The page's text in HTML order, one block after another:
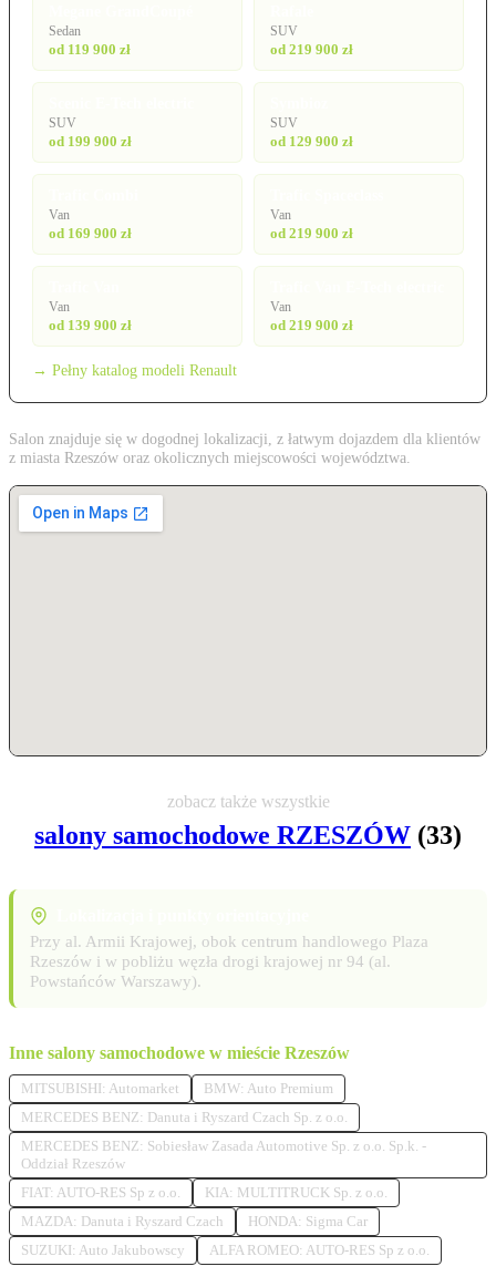
Sedan
od 119 900 zł
SUV
od 219 900 zł
SUV
od 199 900 zł
SUV
od 129 900 zł
Van
od 169 900 zł
Van
od 219 900 zł
Van
od 139 900 zł
Van
od 219 900 zł
→ Pełny katalog modeli Renault
Salon znajduje się w dogodnej lokalizacji, z łatwym dojazdem dla klientów
z miasta Rzeszów oraz okolicznych miejscowości województwa.
zobacz także wszystkie
salony samochodowe RZESZÓW (33)
Przy al. Armii Krajowej, obok centrum handlowego Plaza
Rzeszów i w pobliżu węzła drogi krajowej nr 94 (al.
Powstańców Warszawy).
Inne salony samochodowe w mieście Rzeszów
MITSUBISHI: Automarket
BMW: Auto Premium
MERCEDES BENZ: Danuta i Ryszard Czach Sp. z o.o.
MERCEDES BENZ: Sobiesław Zasada Automotive Sp. z o.o. Sp.k. -
Oddział Rzeszów
FIAT: AUTO-RES Sp z o.o.
KIA: MULTITRUCK Sp. z o.o.
MAZDA: Danuta i Ryszard Czach
HONDA: Sigma Car
SUZUKI: Auto Jakubowscy
ALFA ROMEO: AUTO-RES Sp z o.o.